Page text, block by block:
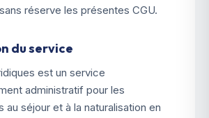
réserve les présentes CGU.
du service
est un service
administratif pour les
au séjour et à la naturalisation en